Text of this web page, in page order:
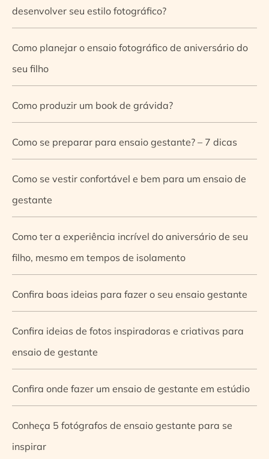
desenvolver seu estilo fotográfico?
Como planejar o ensaio fotográfico de aniversário do
seu filho
Como produzir um book de grávida?
Como se preparar para ensaio gestante? – 7 dicas
Como se vestir confortável e bem para um ensaio de
gestante
Como ter a experiência incrível do aniversário de seu
filho, mesmo em tempos de isolamento
Confira boas ideias para fazer o seu ensaio gestante
Confira ideias de fotos inspiradoras e criativas para
ensaio de gestante
Confira onde fazer um ensaio de gestante em estúdio
Conheça 5 fotógrafos de ensaio gestante para se
inspirar